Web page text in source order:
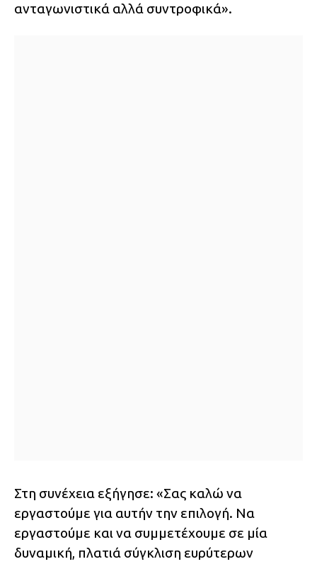
ανταγωνιστικά αλλά συντροφικά».
Στη συνέχεια εξήγησε: «Σας καλώ να
εργαστούμε για αυτήν την επιλογή. Να
εργαστούμε και να συμμετέχουμε σε μία
δυναμική, πλατιά σύγκλιση ευρύτερων